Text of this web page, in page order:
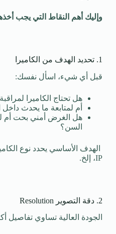
وإليك أهم النقاط التي يجب
1. تحديد الهدف من الكاميرا
قبل أي شيء، اسأل نفسك:
هل تحتاج الكاميرا
أم لمتابعة ما يحدث داخل
هل الغرض أمني بحت أم
السن؟
الهدف الأساسي يحدد نوع
IP، إلخ.
2. دقة التصوير Resolution
الجودة العالية تساوي تفاصيل